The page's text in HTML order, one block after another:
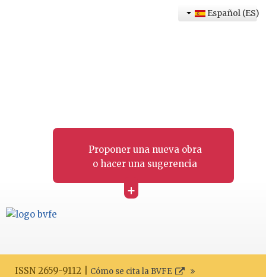
Proponer una nueva obra
o hacer una sugerencia
+
Español (ES)
ISSN 2659-9112 | Cómo se cita la BVFE